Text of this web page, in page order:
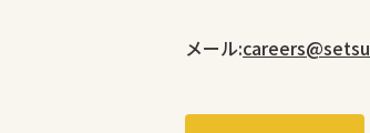
メール: